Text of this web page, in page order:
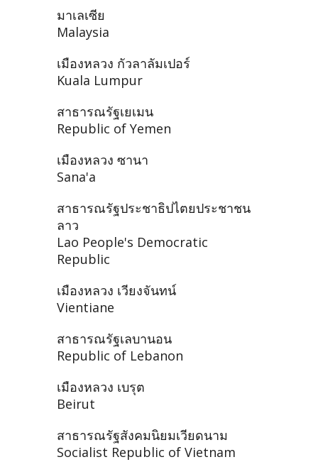
มาเลเซีย
Malaysia
เมืองหลวง กัวลาลัมเปอร์
Kuala Lumpur
สาธารณรัฐเยเมน
Republic of Yemen
เมืองหลวง ซานา
Sana'a
สาธารณรัฐประชาธิปไตยประชาชน
ลาว
Lao People's Democratic
Republic
เมืองหลวง เวียงจันทน์
Vientiane
สาธารณรัฐเลบานอน
Republic of Lebanon
เมืองหลวง เบรุต
Beirut
สาธารณรัฐสังคมนิยมเวียดนาม
Socialist Republic of Vietnam